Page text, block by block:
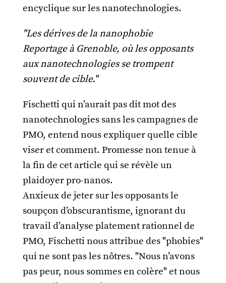
encyclique sur les nanotechnologies.
"Les dérives de la nanophobie
Reportage à Grenoble, où les opposants
aux nanotechnologies se trompent
souvent de cible."
Fischetti qui n’aurait pas dit mot des
nanotechnologies sans les campagnes de
PMO, entend nous expliquer quelle cible
viser et comment. Promesse non tenue à
la fin de cet article qui se révèle un
plaidoyer pro-nanos.
Anxieux de jeter sur les opposants le
soupçon d’obscurantisme, ignorant du
travail d’analyse platement rationnel de
PMO, Fischetti nous attribue des "phobies"
qui ne sont pas les nôtres. "Nous n’avons
pas peur, nous sommes en colère" et nous